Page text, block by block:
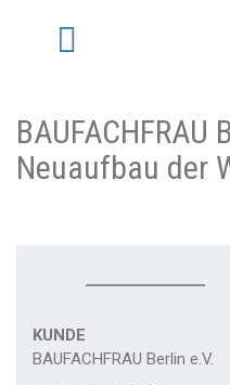
BAUFACHFRAU
Neuaufbau der
KUNDE
BAUFACHFRAU Berlin e.V.